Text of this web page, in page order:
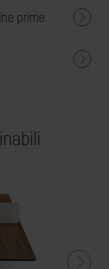
prime